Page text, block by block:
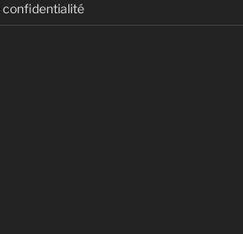
confidentialité